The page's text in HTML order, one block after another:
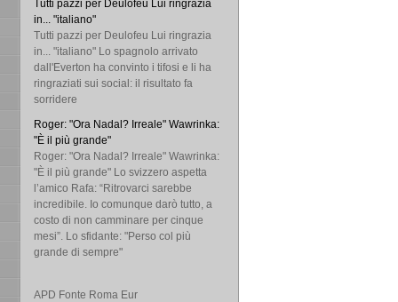
Tutti pazzi per Deulofeu Lui ringrazia
in... "italiano"
Tutti pazzi per Deulofeu Lui ringrazia
in... "italiano" Lo spagnolo arrivato
dall'Everton ha convinto i tifosi e li ha
ringraziati sui social: il risultato fa
sorridere
Roger: "Ora Nadal? Irreale" Wawrinka:
"È il più grande"
Roger: "Ora Nadal? Irreale" Wawrinka:
"È il più grande" Lo svizzero aspetta
l’amico Rafa: “Ritrovarci sarebbe
incredibile. Io comunque darò tutto, a
costo di non camminare per cinque
mesi”. Lo sfidante: "Perso col più
grande di sempre"
APD Fonte Roma Eur